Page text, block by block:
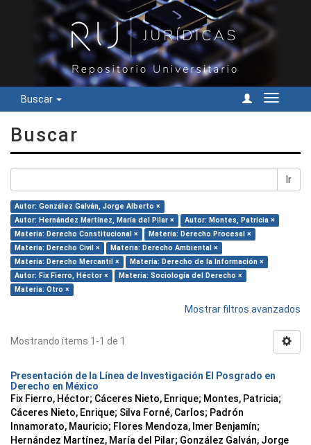
Buscar
Cambiar
Buscar
Ir
Autor: González Galván, Jorge Alberto ×
Autor: Hernández Martínez, María del Pilar ×
Autor: Montes, Patricia ×
Materia: Derecho Constitucional ×
Materia: Derecho Procesal ×
Materia: Derecho Civil ×
Materia: Derecho Ambiental ×
Materia: Derecho Mercantil ×
Materia: Derecho de la Información ×
Autor: Fix Fierro, Héctor ×
Materia: Sociología del Derecho ×
Materia: Otro ×
Mostrar filtros avanzados
Mostrando ítems 1-1 de 1
Presentación de la Línea de Investigación El Posgrado en
Derecho en México
Fix Fierro, Héctor; Cáceres Nieto, Enrique; Montes, Patricia;
Cáceres Nieto, Enrique; Silva Forné, Carlos; Padrón
Innamorato, Mauricio; Flores Mendoza, Imer Benjamín;
Hernández Martínez, María del Pilar; González Galván, Jorge